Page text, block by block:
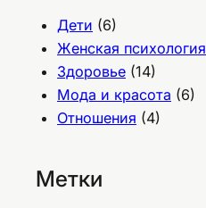
Дети (6)
Женская психология
Здоровье (14)
Мода и красота (6)
Отношения (4)
Метки